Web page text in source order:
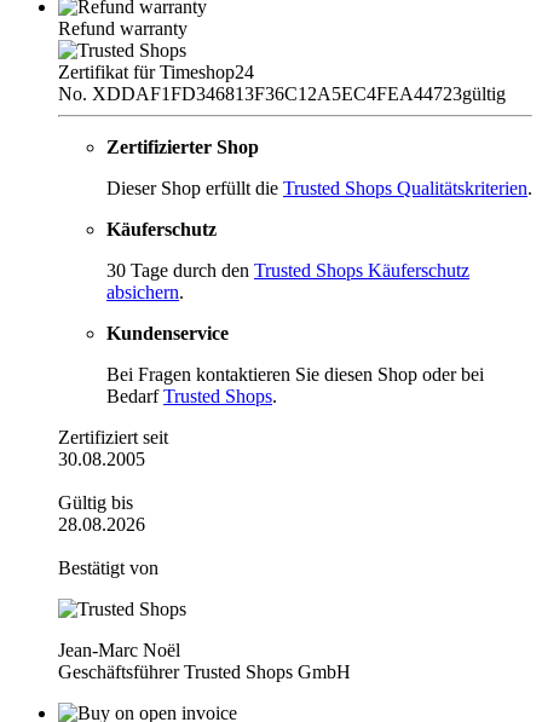
Refund warranty
Zertifikat für Timeshop24
No. XDDAF1FD346813F36C12A5EC4FEA44723gültig
Zertifizierter Shop
Dieser Shop erfüllt die Trusted Shops Qualitätskriterien.
Käuferschutz
30 Tage durch den Trusted Shops Käuferschutz
absichern.
Kundenservice
Bei Fragen kontaktieren Sie diesen Shop oder bei
BedarfTrusted Shops.
Zertifiziert seit
30.08.2005
Gültig bis
28.08.2026
Bestätigt von
Jean-Marc Noël
Geschäftsführer Trusted Shops GmbH